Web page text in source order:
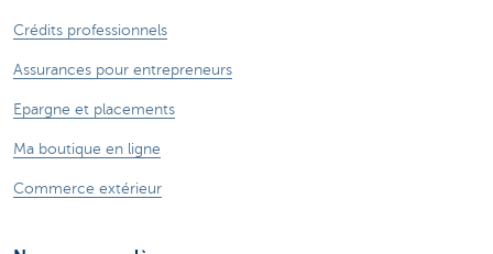
Crédits professionnels
Assurances pour entrepreneurs
Epargne et placements
Ma boutique en ligne
Commerce extérieur